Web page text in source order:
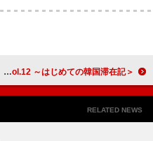
＜連載＞石若駿のワッツアップ通信 Vol.12 ～はじめての韓国滞在記。～
RELATED NEWS